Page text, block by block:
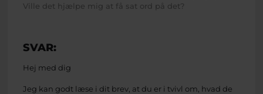
Ville det hjælpe mig at få sat ord på det?
SVAR:
Hej med dig
Jeg kan godt læse i dit brev, at du er i tvivl om, hvad de